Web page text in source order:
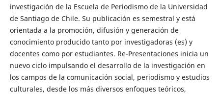
investigación de la Escuela de Periodismo de la Universidad
de Santiago de Chile. Su publicación es semestral y está
orientada a la promoción, difusión y generación de
conocimiento producido tanto por investigadoras (es) y
docentes como por estudiantes. Re-Presentaciones inicia un
nuevo ciclo impulsando el desarrollo de la investigación en
los campos de la comunicación social, periodismo y estudios
culturales, desde los más diversos enfoques teóricos,